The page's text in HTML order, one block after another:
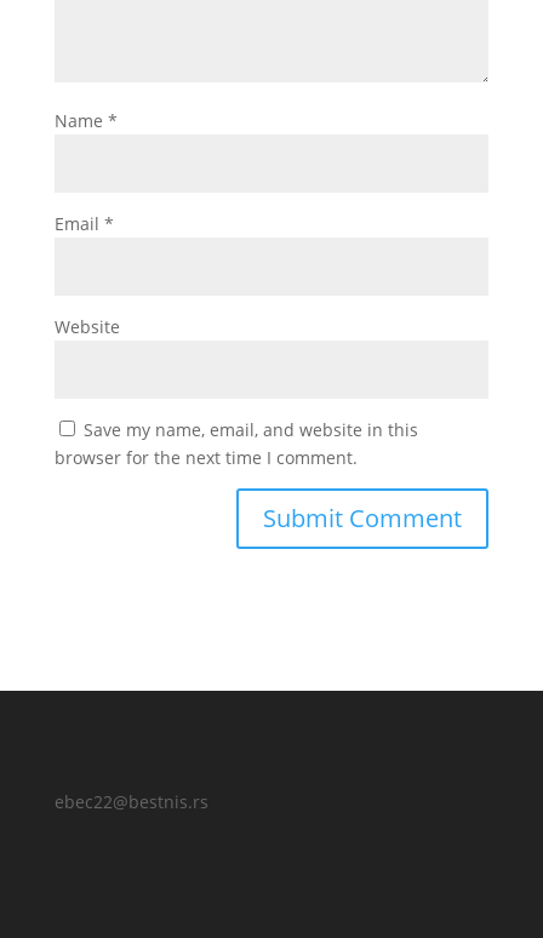
Name *
Email *
Website
Save my name, email, and website in this
browser for the next time I comment.
ebec22@bestnis.rs